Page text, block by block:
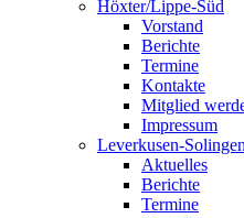
Höxter/Lippe-Süd
Vorstand
Berichte
Termine
Kontakte
Mitglied
Impressum
Leverkusen-Solingen
Aktuelles
Berichte
Termine